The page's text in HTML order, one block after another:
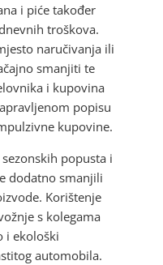
i piće također
troškova.
naručivanja ili
smanjiti te
i kupovina
popisu
kupovine.
popusta i
dodatno smanjili
Korištenje
s kolegama
i ekološki
automobila.